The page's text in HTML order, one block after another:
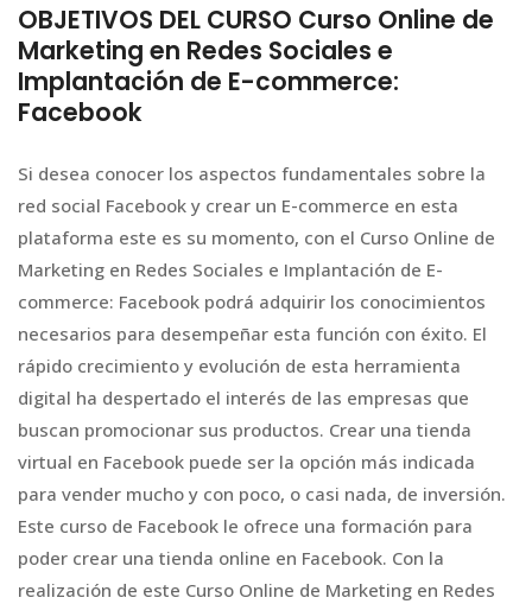
OBJETIVOS DEL CURSO Curso Online de
Marketing en Redes Sociales e
Implantación de E-commerce:
Facebook
Si desea conocer los aspectos fundamentales sobre la
red social Facebook y crear un E-commerce en esta
plataforma este es su momento, con el Curso Online de
Marketing en Redes Sociales e Implantación de E-
commerce: Facebook podrá adquirir los conocimientos
necesarios para desempeñar esta función con éxito. El
rápido crecimiento y evolución de esta herramienta
digital ha despertado el interés de las empresas que
buscan promocionar sus productos. Crear una tienda
virtual en Facebook puede ser la opción más indicada
para vender mucho y con poco, o casi nada, de inversión.
Este curso de Facebook le ofrece una formación para
poder crear una tienda online en Facebook. Con la
realización de este Curso Online de Marketing en Redes